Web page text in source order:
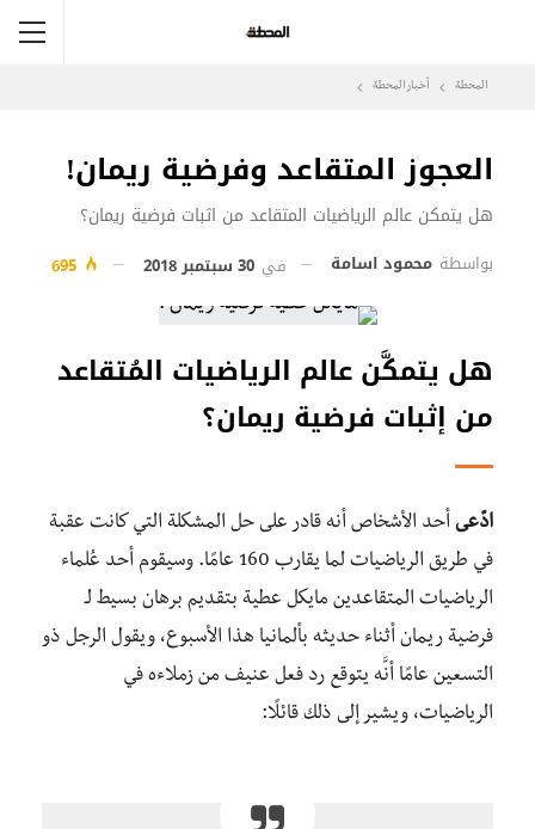
المحطة أخبار المحطة
العجوز المتقاعد وفرضية ريمان!
هل يتمكن عالم الرياضيات المتقاعد من اثبات فرضية ريمان؟
بواسطة محمود اسامة في 30 سبتمبر 2018
هل يتمكَّن عالم الرياضيات المُتقاعد
من إثبات فرضية ريمان؟
ادّعى أحد الأشخاص أنه قادر على حل المشكلة التي كانت عقبة
في طريق الرياضيات لما يقارب 160 عامًا. و
سيقوم أحد عُلماء
الرياضيات المتقاعدين مايكل عطية بتقديم برهان بسيط لـ
فرضية ريمان أثناء حديثه بألمانيا هذا الأسبوع، ويقول الرجل ذو
التسعين عامًا أنَّه يتوقع رد فعل عنيف من زملاءه في
الرياضيات، ويشير إلى ذلك قائلًا: